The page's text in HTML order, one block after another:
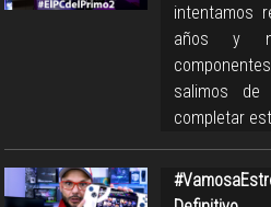
intentamos
años y
salimos de
completar